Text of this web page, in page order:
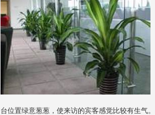
台位置绿意葱葱，使来访的宾客感觉比较有生气。